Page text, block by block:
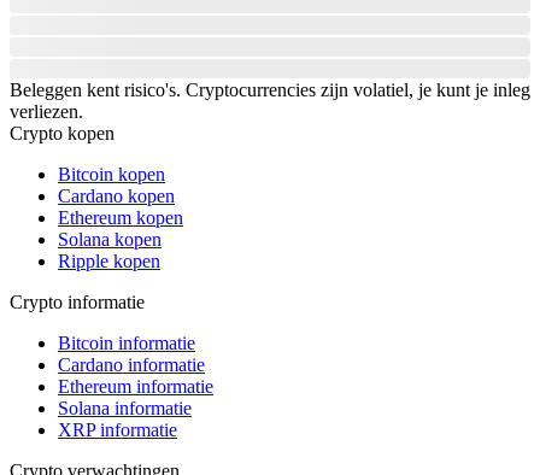
Beleggen kent risico's. Cryptocurrencies zijn volatiel, je kunt je inleg
verliezen.
Crypto kopen
Bitcoin kopen
Cardano kopen
Ethereum kopen
Solana kopen
Ripple kopen
Crypto informatie
Bitcoin informatie
Cardano informatie
Ethereum informatie
Solana informatie
XRP informatie
Crypto verwachtingen